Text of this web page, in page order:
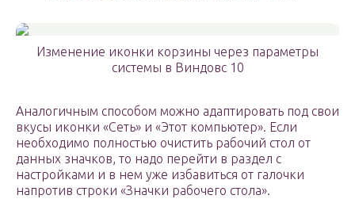
Изменение иконки корзины через параметры
системы в Виндовс 10
Аналогичным способом можно адаптировать под свои
вкусы иконки «Сеть» и «Этот компьютер». Если
необходимо полностью очистить рабочий стол от
данных значков, то надо перейти в раздел с
настройками и в нем уже избавиться от галочки
напротив строки «Значки рабочего стола».